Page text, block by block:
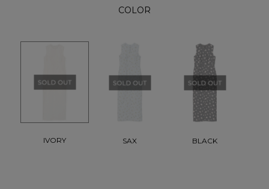
COLOR
IVORY SAX BLACK